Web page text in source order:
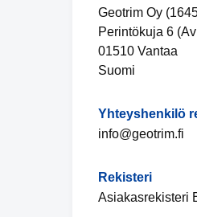
Geotrim Oy
Perintökuja 6
01510 Vantaa
Suomi
Yhteyshenkilö
info@geotrim.fi
Rekisteri
Asiakasrekisteri